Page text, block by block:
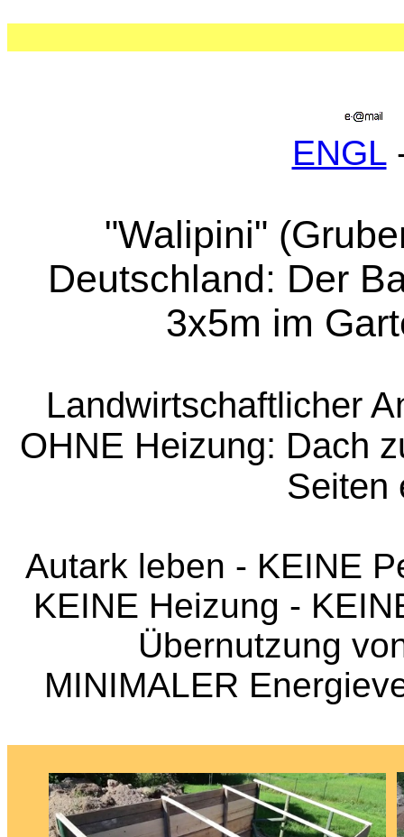
ENGL
"Walipini"
Deutschland: Der
3x5m im
Landwirtschaftlicher
OHNE Heizung: Dach
Seiten
Autark leben - KEINE
KEINE Heizung -
Übernutzung
MINIMALER